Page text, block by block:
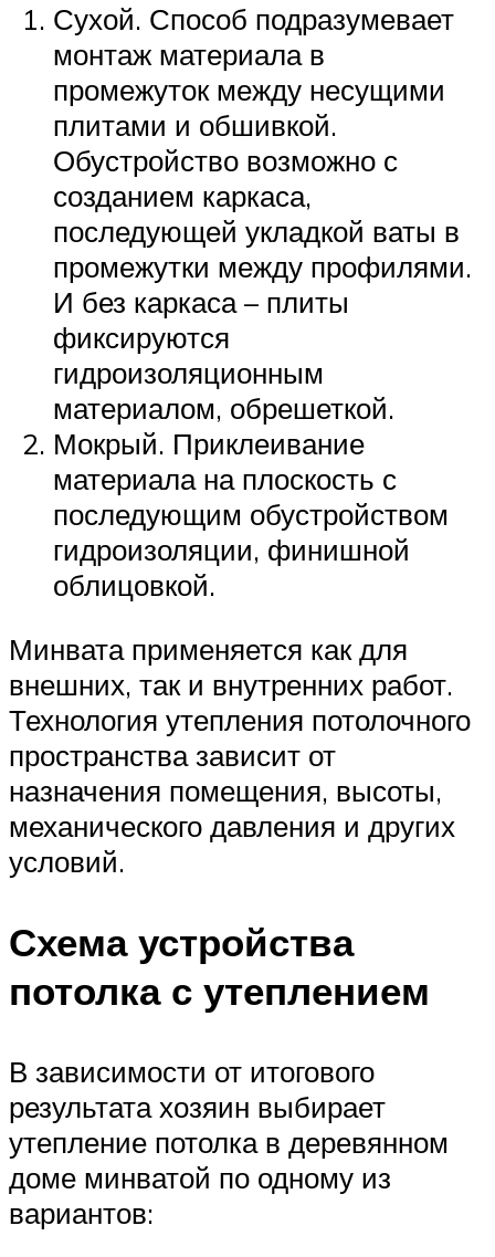
Сухой. Способ подразумевает
монтаж материала в
промежуток между несущими
плитами и обшивкой.
Обустройство возможно с
созданием каркаса,
последующей укладкой ваты в
промежутки между профилями.
И без каркаса – плиты
фиксируются
гидроизоляционным
материалом, обрешеткой.
Мокрый. Приклеивание
материала на плоскость с
последующим обустройством
гидроизоляции, финишной
облицовкой.
Минвата применяется как для
внешних, так и внутренних работ.
Технология утепления потолочного
пространства зависит от
назначения помещения, высоты,
механического давления и других
условий.
Схема устройства
потолка с утеплением
В зависимости от итогового
результата хозяин выбирает
утепление потолка в деревянном
доме минватой по одному из
вариантов: